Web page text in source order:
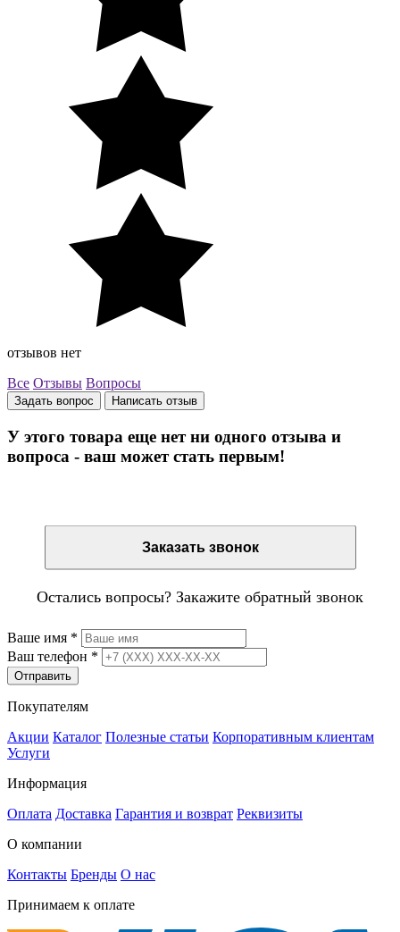
отзывов нет
Все Отзывы Вопросы
Задать вопрос Написать отзыв
У этого товара еще нет ни одного отзыва и
вопроса - ваш может стать первым!
Заказать звонок
Остались вопросы? Закажите обратный звонок
Ваше имя *
Ваш телефон *
Отправить
Покупателям
Акции Каталог Полезные статьи Корпоративным клиентам
Услуги
Информация
Оплата Доставка Гарантия и возврат Реквизиты
О компании
Контакты Бренды О нас
Принимаем к оплате